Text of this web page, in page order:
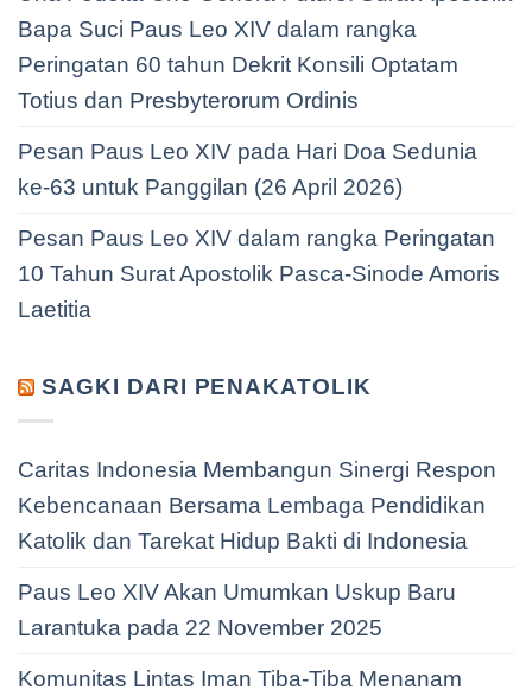
Bapa Suci Paus Leo XIV dalam rangka
Peringatan 60 tahun Dekrit Konsili Optatam
Totius dan Presbyterorum Ordinis
Pesan Paus Leo XIV pada Hari Doa Sedunia
ke-63 untuk Panggilan (26 April 2026)
Pesan Paus Leo XIV dalam rangka Peringatan
10 Tahun Surat Apostolik Pasca-Sinode Amoris
Laetitia
SAGKI DARI PENAKATOLIK
Caritas Indonesia Membangun Sinergi Respon
Kebencanaan Bersama Lembaga Pendidikan
Katolik dan Tarekat Hidup Bakti di Indonesia
Paus Leo XIV Akan Umumkan Uskup Baru
Larantuka pada 22 November 2025
Komunitas Lintas Iman Tiba-Tiba Menanam